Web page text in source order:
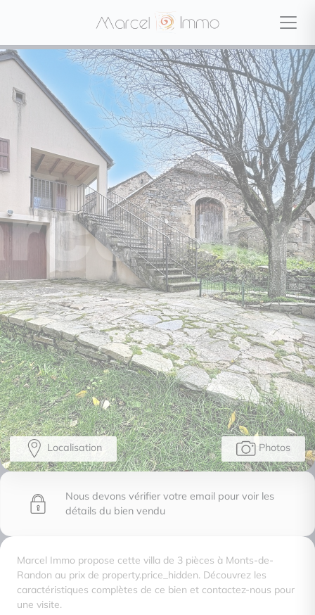
Photos
Localisation
Nous devons vérifier votre email pour voir les
détails du bien vendu
Marcel Immo propose cette villa de 3 pièces à Monts-de-
Randon au prix de property.price_hidden. Découvrez les
caractéristiques complètes de ce bien et contactez-nous pour
une visite.